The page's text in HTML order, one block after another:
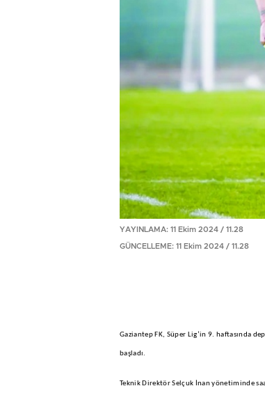
YAYINLAMA: 11 Ekim 2024 / 11.28
GÜNCELLEME: 11 Ekim 2024 / 11.28
Gaziantep FK, Süper Lig’in 9. haftasında
başladı.
Teknik Direktör Selçuk İnan yönetiminde